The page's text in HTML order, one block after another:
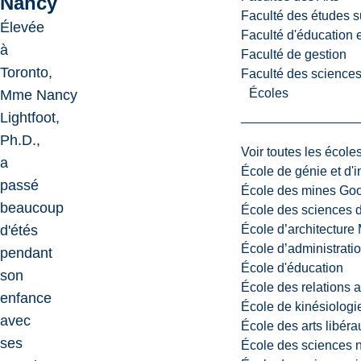
Faculté des études
Faculté d'éducation
Faculté de gestion
Faculté des
Écoles
Voir toutes les
École de génie et
École des mines
École des sciences
École d’architecture
École
École d'éducation
École des relations
École de
École des arts
École des sciences
Élevée
à
Toronto,
Mme Nancy
Lightfoot,
Ph.D.,
a
passé
beaucoup
d'étés
pendant
son
enfance
avec
ses